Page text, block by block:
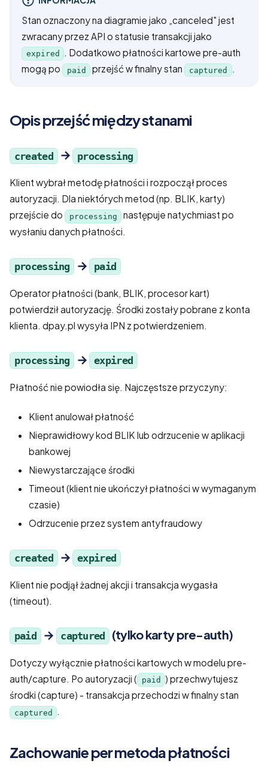
Stan oznaczony na diagramie jako „canceled" jest
zwracany przez API o statusie transakcji jako
expired
. Dodatkowo płatności kartowe pre-auth
mogą po
paid przejść w finalny stan captured .
Opis przejść między stanami
created → processing
Klient wybrał metodę płatności i rozpoczął proces
autoryzacji. Dla niektórych metod (np. BLIK, karty)
przejście do
processing
następuje natychmiast po
wysłaniu danych płatności.
processing → paid
Operator płatności (bank, BLIK, procesor kart)
potwierdził autoryzację. Środki zostały pobrane z konta
klienta. dpay.pl wysyła IPN z potwierdzeniem.
processing → expired
Płatność nie powiodła się. Najczęstsze przyczyny:
Klient anulował płatność
Nieprawidłowy kod BLIK lub odrzucenie w aplikacji
bankowej
Niewystarczające środki
Timeout (klient nie ukończył płatności w wymaganym
czasie)
Odrzucenie przez system antyfraudowy
created → expired
Klient nie podjął żadnej akcji i transakcja wygasła
(timeout).
paid → captured (tylko karty pre-auth)
Dotyczy wyłącznie płatności kartowych w modelu pre-
auth/capture. Po autoryzacji (
paid
) przechwytujesz
środki (capture) - transakcja przechodzi w finalny stan
captured .
Zachowanie per metoda płatności